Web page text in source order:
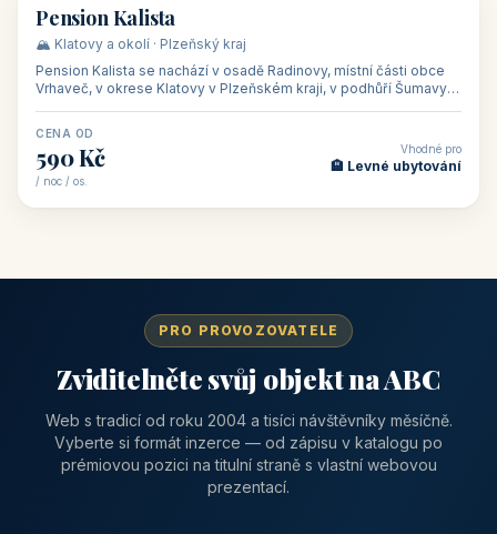
🏡 penzion
Pension Kalista
🏔️ Klatovy a okolí · Plzeňský kraj
Pension Kalista se nachází v osadě Radinovy, místní části obce
Vrhaveč, v okrese Klatovy v Plzeňském kraji, v podhůří Šumavy
CENA OD
590 Kč
/ noc / os.
Vhodné pro
🏨 Levné ubytování
PRO PROVOZOVATELE
Zviditelněte svůj objekt na ABC
Web s tradicí od roku 2004 a tisíci návštěvníky měsíčně.
Vyberte si formát inzerce — od zápisu v katalogu po
prémiovou pozici na titulní straně s vlastní webovou
prezentací.